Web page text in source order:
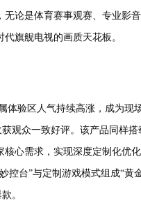
论是体育赛事观赛、专业影
旗舰电视的画质天花板。
体验区人气持续高涨，成为现
观众一致好评。该产品同样
心需求，实现深度定制化优
控台”与定制游戏模式组成“黄
。